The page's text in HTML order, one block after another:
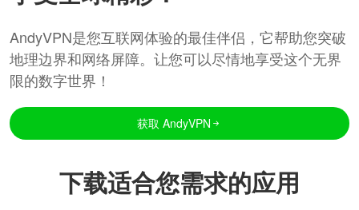
AndyVPN是您互联网体验的最佳伴侣，它帮助您突破
地理边界和网络屏障。让您可以尽情地享受这个无界
限的数字世界！
获取 AndyVPN
下载适合您需求的应用